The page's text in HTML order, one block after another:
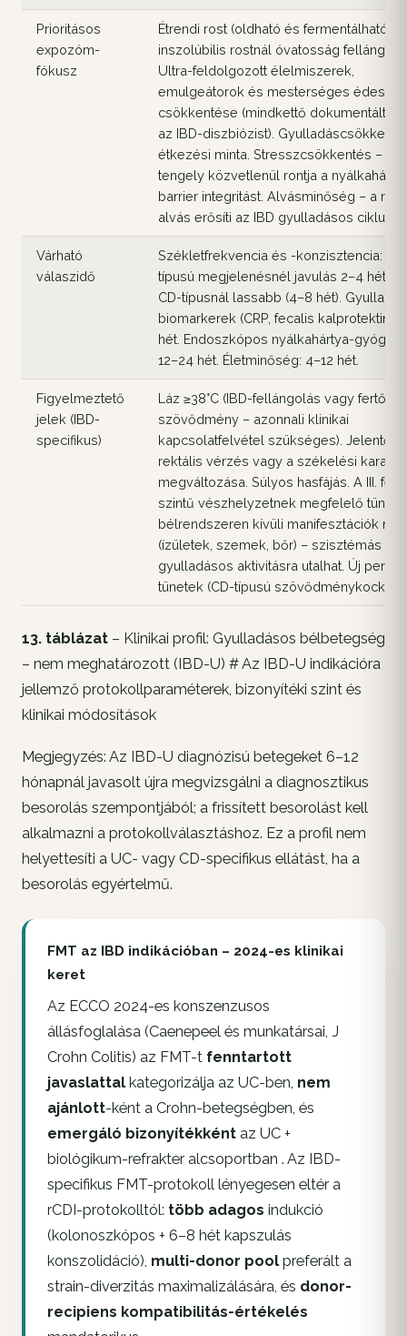
Prioritásos
expozóm-
fókusz
Étrendi rost (oldható és fermentálható;
inszolúbilis rostnál óvatosság
Ultra-feldolgozott élelmiszerek,
emulgeátorok és mesterséges
csökkentése (mindkettő dokumentáltan
az IBD-diszbiózist). Gyulladáscsökkentő
étkezési minta. Stresszcsökkentés – a
tengely közvetlenül rontja a
barrier integritást. Alvásminőség – a
alvás erősíti az IBD gyulladásos
Várható
válaszidő
Székletfrekvencia és -konzisztencia:
típusú megjelenésnél javulás 2–4 héten
CD-típusnál lassabb (4–8 hét).
biomarkerek (CRP, fecalis kalprotektin):
hét. Endoszkópos nyálkahártya-
12–24 hét. Életminőség: 4–12 hét.
Figyelmeztető
jelek (IBD-
specifikus)
Láz ≥38°C (IBD-fellángolás vagy fertőző
szövődmény – azonnali klinikai
kapcsolatfelvétel szükséges). Jelentős
rektális vérzés vagy a székelési
megváltozása. Súlyos hasfájás. A III.
szintű vészhelyzetnek megfelelő
bélrendszeren kívüli manifesztációk
(ízületek, szemek, bőr) – szisztémás
gyulladásos aktivitásra utalhat. Új
tünetek (CD-típusú
13. táblázat – Klinikai profil: Gyulladásos bélbetegség
– nem meghatározott (IBD-U) # Az IBD-U indikációra
jellemző protokollparaméterek, bizonyítéki szint és
klinikai módosítások
Megjegyzés: Az IBD-U diagnózisú betegeket 6–12
hónapnál javasolt újra megvizsgálni a diagnosztikus
besorolás szempontjából; a frissített besorolást kell
alkalmazni a protokollválasztáshoz. Ez a profil nem
helyettesíti a UC- vagy CD-specifikus ellátást, ha a
besorolás egyértelmű.
FMT az IBD indikációban – 2024-es klinikai
keret
Az ECCO 2024-es konszenzusos
állásfoglalása (Caenepeel és munkatársai, J
Crohn Colitis) az FMT-t fenntartott
javaslattalkategorizálja az UC-ben, nem
ajánlott-ként a Crohn-betegségben, és
emergáló bizonyítékként az UC +
biológikum-refrakter alcsoportban . Az IBD-
specifikus FMT-protokoll lényegesen eltér a
rCDI-protokolltól: több adagos indukció
(kolonoszkópos + 6–8 hét kapszulás
konszolidáció), multi-donor poolpreferált a
strain-diverzitás maximalizálására, és donor-
recipiens kompatibilitás-értékelés